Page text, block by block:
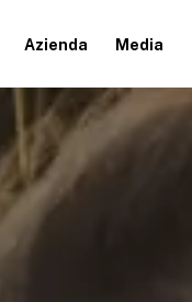
Azienda Media